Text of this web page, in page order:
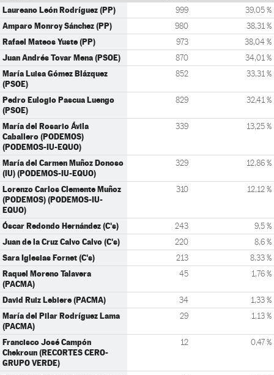
Laureano León Rodríguez (PP) 999 39,05 %
Amparo Monroy Sánchez (PP) 980 38,31 %
Rafael Mateos Yuste (PP) 973 38,04 %
Juan Andrés Tovar Mena (PSOE) 870 34,01 %
María Luisa Gómez Blázquez
(PSOE)
852 33,31 %
Pedro Eulogio Pascua Luengo
(PSOE)
829 32,41 %
María del Rosario Ávila
Caballero (PODEMOS)
(PODEMOS-IU-EQUO)
339 13,25 %
María del Carmen Muñoz Donoso
(IU) (PODEMOS-IU-EQUO)
329 12,86 %
Lorenzo Carlos Clemente Muñoz
(PODEMOS) (PODEMOS-IU-
EQUO)
310 12,12 %
Óscar Redondo Hernández (C's) 243 9,5 %
Juan de la Cruz Calvo Calvo (C's) 220 8,6 %
Sara Iglesias Fornet (C's) 213 8,33 %
Raquel Moreno Talavera
(PACMA)
45 1,76 %
David Ruiz Lebiere (PACMA) 34 1,33 %
María del Pilar Rodríguez Lama
(PACMA)
29 1,13 %
Francisco José Campón
Chekroun (RECORTES CERO-
GRUPO VERDE)
12 0,47 %